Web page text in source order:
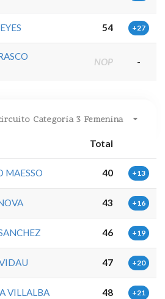
54 +27
NOP -
Categoria 3 Femenina
Total
MAESSO 40 +13
43 +16
46 +19
47 +20
VILLALBA 48 +21